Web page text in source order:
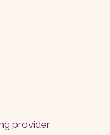
provider